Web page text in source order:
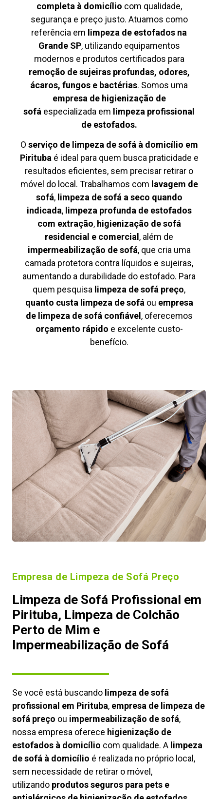
completa à domicílio com qualidade,
segurança e preço justo. Atuamos como
referência em limpeza de estofados na
Grande SP, utilizando equipamentos
modernos e produtos certificados para
remoção de sujeiras profundas, odores,
ácaros, fungos e bactérias. Somos uma
empresa de higienização de
sofá especializada em limpeza profissional
de estofados.
O serviço de limpeza de sofá à domicílio em
Piritubaé ideal para quem busca praticidade e
resultados eficientes, sem precisar retirar o
móvel do local. Trabalhamos com lavagem de
sofá, limpeza de sofá a seco quando
indicada, limpeza profunda de estofados
com extração, higienização de sofá
residencial e comercial , além de
impermeabilização de sofá, que cria uma
camada protetora contra líquidos e sujeiras,
aumentando a durabilidade do estofado. Para
quem pesquisa limpeza de sofá preço,
quanto custa limpeza de sofáou empresa
de limpeza de sofá confiável , oferecemos
orçamento rápido e excelente custo-
benefício.
Empresa de Limpeza de Sofá Preço
Limpeza de Sofá Profissional em
Pirituba, Limpeza de Colchão
Perto de Mim e
Impermeabilização de Sofá
Se você está buscando limpeza de sofá
profissional em Pirituba, empresa de limpeza de
sofá preço ou impermeabilização de sofá,
nossa empresa oferece higienização de
estofados à domicílio com qualidade. A limpeza
de sofá à domicílio é realizada no próprio local,
sem necessidade de retirar o móvel,
utilizando produtos seguros para pets e